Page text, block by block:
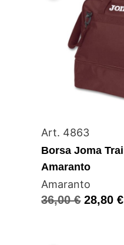
Art. 4863
Borsa Joma
Amaranto
Amaranto
36,00€ 28,80€